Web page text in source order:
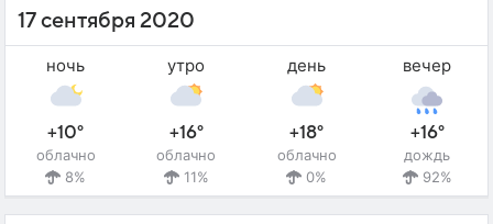
17 сентября 2020
ночь
+10°
облачно
8%
утро
+16°
облачно
11%
день
+18°
облачно
0%
вечер
+16°
дождь
92%